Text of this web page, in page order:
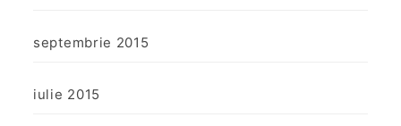
septembrie 2015
iulie 2015